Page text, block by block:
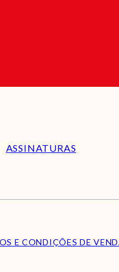
ASSINATURAS
E CONDIÇÕES DE